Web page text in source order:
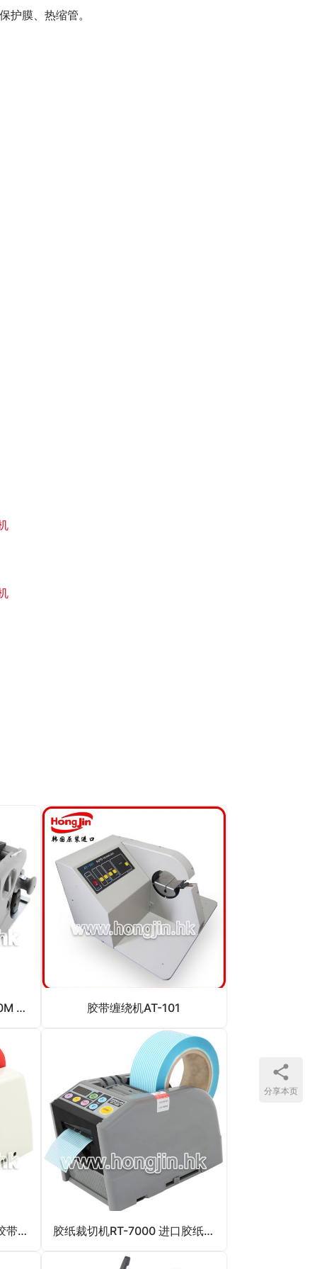
护膜、热缩管。
不干胶条码剥离机LSH-120M 全自动不干胶条码剥离机 胶带缠绕机AT-101
胶带裁断机RT-5000 自动胶带裁断机 胶纸裁切机RT-7000 进口胶纸裁切机
分享本页